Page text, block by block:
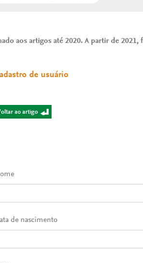
aos artigos até 2020. A partir de
de usuário
ao artigo
de nascimento